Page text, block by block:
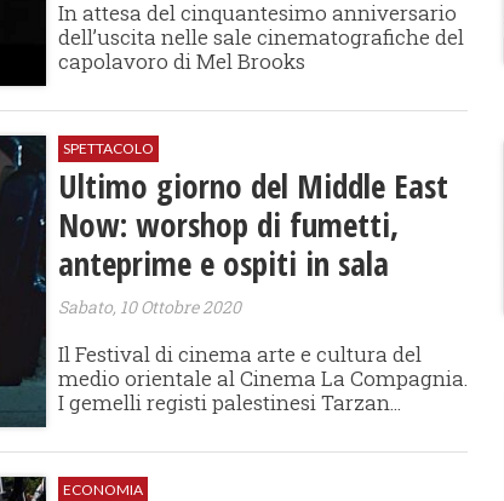
In attesa del cinquantesimo anniversario
dell’uscita nelle sale cinematografiche del
capolavoro di Mel Brooks
SPETTACOLO
Ultimo giorno del Middle East
Now: worshop di fumetti,
anteprime e ospiti in sala
Sabato, 10 Ottobre 2020
Il Festival di cinema arte e cultura del
medio orientale al Cinema La Compagnia.
I gemelli registi palestinesi Tarzan...
ECONOMIA